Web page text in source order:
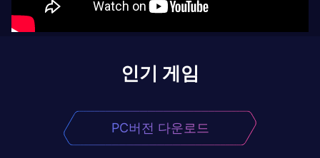
인기 게임
PC버전 다운로드